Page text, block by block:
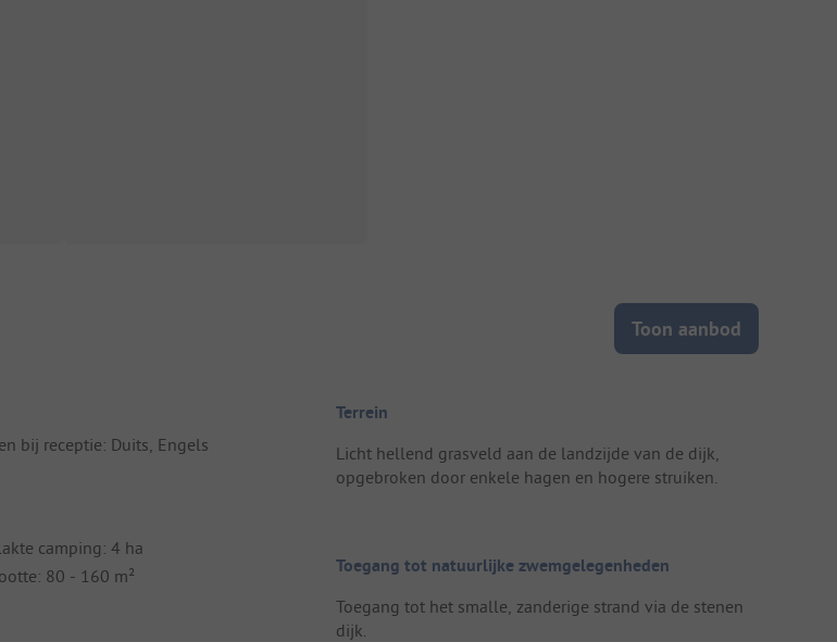
Toon aanbod
bij receptie: Duits, Engels
camping: 4 ha
80 - 160 m²
Terrein
Licht hellend grasveld aan de landzijde van de dijk,
opgebroken door enkele hagen en hogere struiken.
Toegang tot natuurlijke zwemgelegenheden
Toegang tot het smalle, zanderige strand via de stenen
dijk.